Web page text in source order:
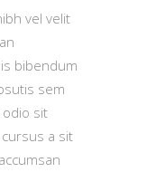
vel velit
bibendum
sem
sit
a sit